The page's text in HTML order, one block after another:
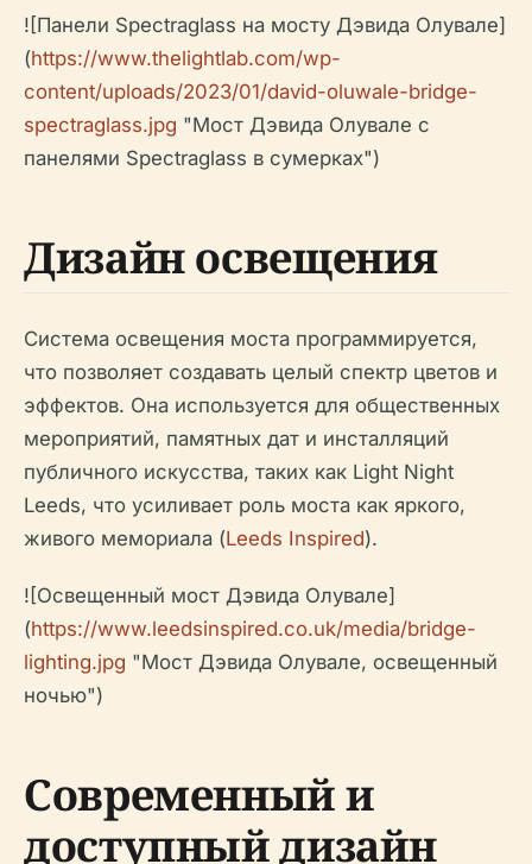
![Панели Spectraglass на мосту Дэвида Олувале]
(https://www.thelightlab.com/wp-
content/uploads/2023/01/david-oluwale-bridge-
spectraglass.jpg "Мост Дэвида Олувале с
панелями Spectraglass в сумерках")
Дизайн освещения
Система освещения моста программируется,
что позволяет создавать целый спектр цветов и
эффектов. Она используется для общественных
мероприятий, памятных дат и инсталляций
публичного искусства, таких как Light Night
Leeds, что усиливает роль моста как яркого,
живого мемориала (Leeds Inspired).
![Освещенный мост Дэвида Олувале]
(https://www.leedsinspired.co.uk/media/bridge-
lighting.jpg "Мост Дэвида Олувале, освещенный
ночью")
Современный и
доступный дизайн